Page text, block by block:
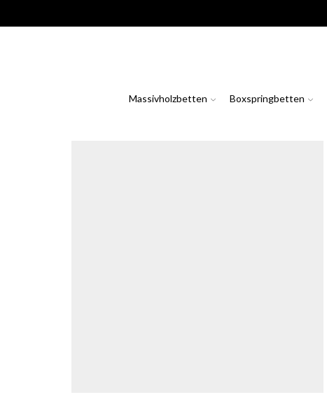
Massivholzbetten Boxspringbetten